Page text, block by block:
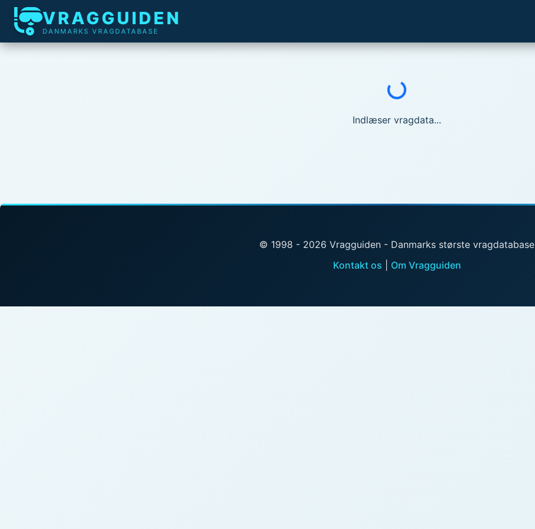
VRAGGUIDEN
DANMARKS VRAGDATABASE
Indlæser...
Indlæser vragdata...
© 1998 - 2026 Vragguiden - Danmarks største vragdatabase
Kontakt os
Om Vragguiden